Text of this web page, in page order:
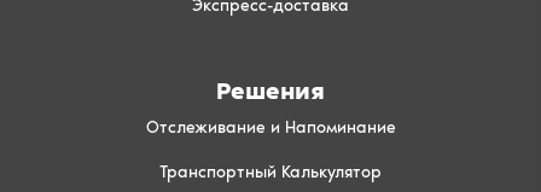
Экспресс-доставка
Решения
Отслеживание и Напоминание
Транспортный Калькулятор